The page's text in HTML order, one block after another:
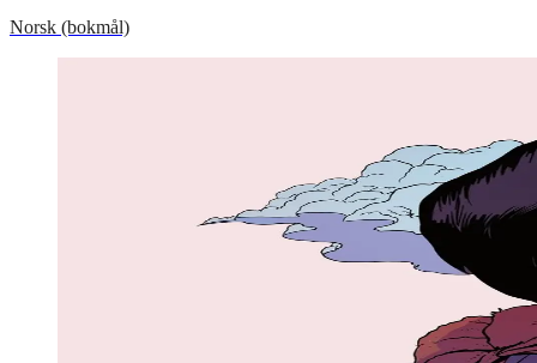
Norsk (bokmål)